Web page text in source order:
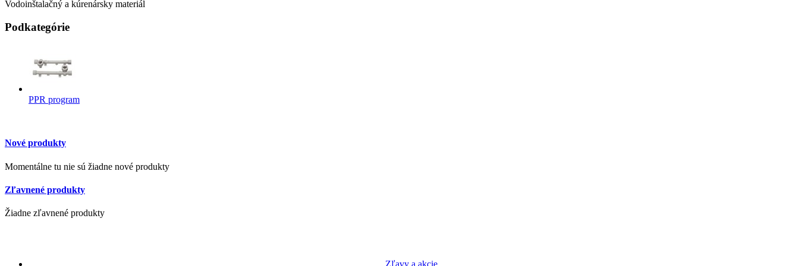
Vodoinštalačný a kúrenársky materiál
Podkategórie
PPR program
Nové produkty
Momentálne tu nie sú žiadne nové produkty
Zľavnené produkty
Žiadne zľavnené produkty